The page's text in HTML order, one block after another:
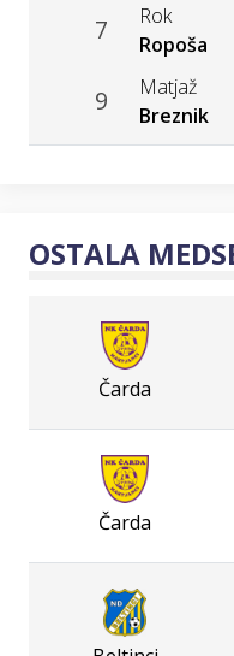
7
Rok
Ropoša
9
Matjaž
Breznik
OSTALA
Čarda
Čarda